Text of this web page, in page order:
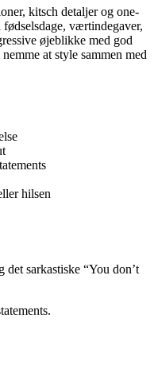
kitsch detaljer og one-
værtindegaver,
øjeblikke med god
at style sammen med
hilsen
sarkastiske “You don’t